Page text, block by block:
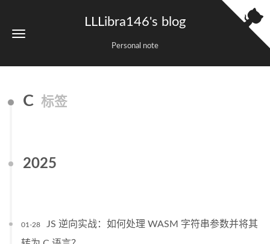
LLLibra146's blog
Personal note
C 标签
2025
01-28
JS 逆向实战：如何处理 WASM 字符串参数并将其